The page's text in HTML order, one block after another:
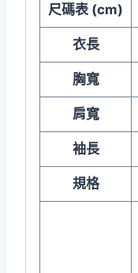
尺碼表 (cm)
衣長
胸寬
肩寬
袖長
規格